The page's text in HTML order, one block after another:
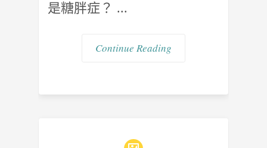
是糖胖症？ ...
Continue Reading